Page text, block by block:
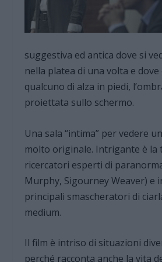
suggestiva ed antica dove si
nella platea di una volta e dove
qualcuno di alza in piedi,
proiettata sullo schermo.
Una sala “intima” per vedere
molto originale. Intrigante è la
ricercatori esperti di
Murphy, Sigourney Weaver) e
principali smascheratori di
medium.
Il film è intriso di situazioni
perché racconta anche la vita